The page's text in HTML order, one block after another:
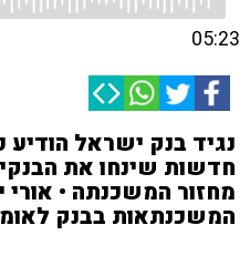
05:23
נגיד בנק ישראל הודיע
חדשות שינחו את
מחזור המשכנתה • אורי
המשכנתאות בבנק